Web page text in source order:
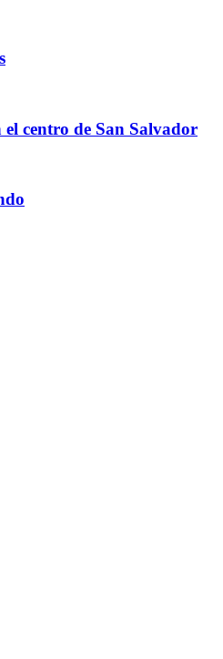
centro de San Salvador